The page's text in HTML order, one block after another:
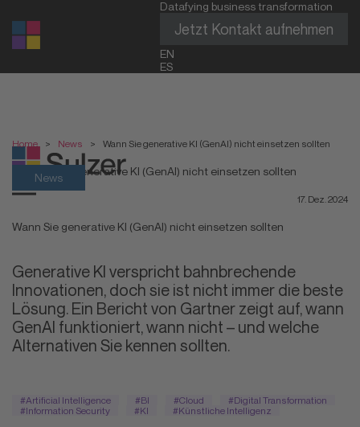
Datafying business transformation
Jetzt Kontakt aufnehmen
EN
ES
Home > News > Wann Sie generative KI (GenAI) nicht einsetzen sollten
News
17. Dez. 2024
Wann Sie generative KI (GenAI) nicht einsetzen sollten
Generative KI verspricht bahnbrechende
Innovationen, doch sie ist nicht immer die beste
Lösung. Ein Bericht von Gartner zeigt auf, wann
GenAI funktioniert, wann nicht – und welche
Alternativen Sie kennen sollten.
#Artificial Intelligence #BI #Cloud
#Digital Transformation
#Information Security
#KI #Künstliche Intelligenz